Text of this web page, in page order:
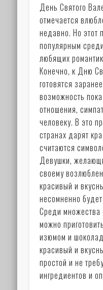
День Святого
отмечается
недавно. Но этот
популярным
любящих
Конечно, к Дню
готовятся
возможность
отношения,
человеку. В это
странах дарят
считаются
Девушки,
своему
красивый и
несомненно
Среди множества
можно
изюмом и
красивый и
простой и не
ингредиентов и